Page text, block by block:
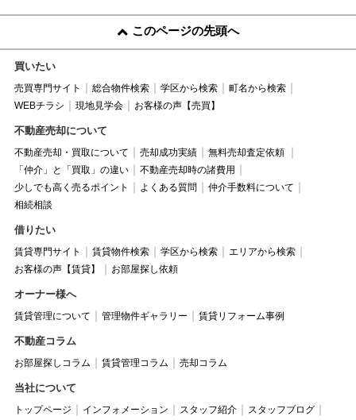
このページの先頭へ
買いたい
売買専門サイト 総合物件検索 学区から検索
町名から検索
WEBチラシ
現地見学会 お客様の声【売買】
不動産売却について
不動産売却・買取について 売却成功実績
無料売却査定依頼
「仲介」と「買取」の違い
不動産売却時の諸費用
少しでも高く売るポイント
よくある質問
仲介手数料について
相続相談
借りたい
賃貸専門サイト 賃貸物件検索 学区から検索
エリアから検索
お客様の声【賃貸】
お部屋探し依頼
オーナー様へ
賃貸管理について 管理物件ギャラリー 賃貸リフォーム事例
不動産コラム
お部屋探しコラム 賃貸管理コラム 売却コラム
当社について
トップページ インフォメーション スタッフ紹介
スタッフブログ